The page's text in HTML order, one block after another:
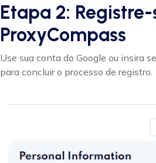
Etapa 2:
ProxyCompass
Use sua conta do Google ou insira
para concluir o processo de registro.